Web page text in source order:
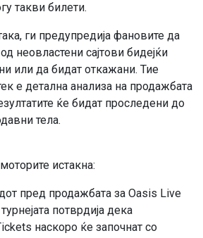
такви билети.
ги предупредија фановите да
неовластени сајтови бидејќи
или да бидат откажани. Тие
е детална анализа на продажбата
ќе бидат проследени до
тела.
истакна:
пред продажбата за Oasis Live
потврдија дека
наскоро ќе започнат со